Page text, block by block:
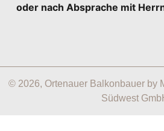
oder nach Absprache mit
© 2026, Ortenauer Balkonbauer by
Südwest